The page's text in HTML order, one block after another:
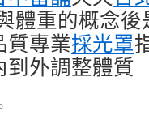
體重的概念後
質專業採光罩
到外調整體質
。